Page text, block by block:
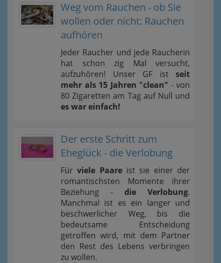
Weg vom Rauchen - ob Sie
wollen oder nicht: Rauchen
aufhören
Jeder Raucher und jede Raucherin
hat schon zig Mal versucht,
aufzuhören! Unser GF ist seit
mehr als 15 Jahren "clean" - von
80 Zigaretten am Tag auf Null und
es war einfach!
Der erste Schritt zum
Eheglück - die Verlobung
Fürviele Paareist sie einer der
romantischsten Momente ihrer
Beziehung - die Verlobung.
Manchmal ist es ein langer und
beschwerlicher Weg, bis die
bedeutsame Entscheidung
getroffen wird, mit dem Partner
den Rest des Lebens verbringen
zu wollen.